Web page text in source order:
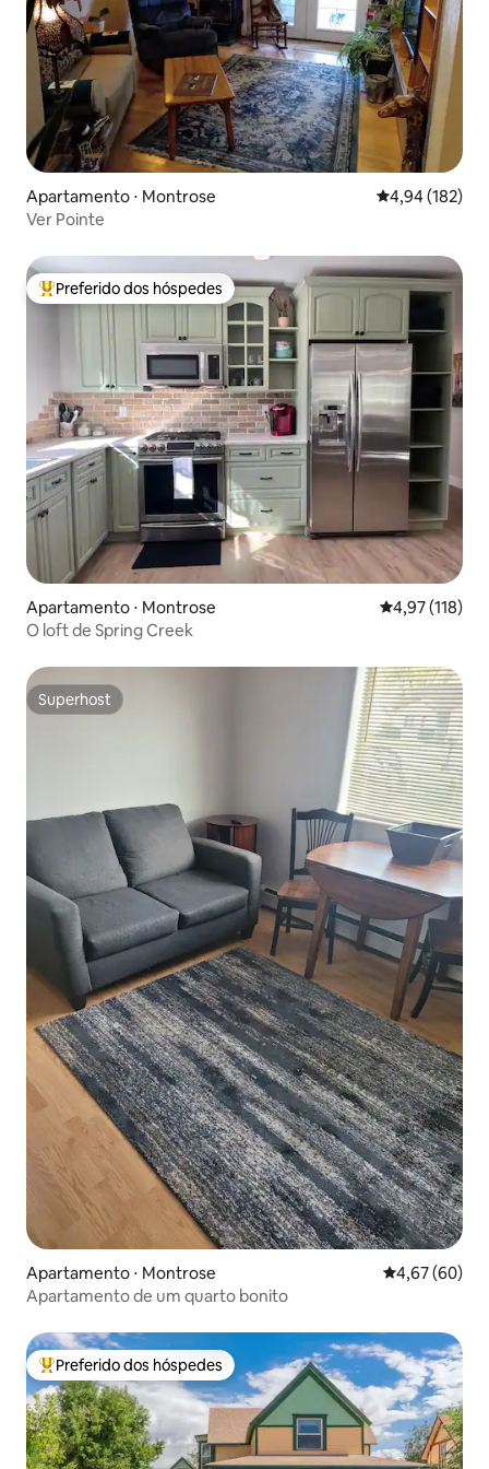
Apartamento ⋅ Montrose 4,94 de uma
4,94 (182)
Ver Pointe
Entre os melhores preferidos dos hóspedes
Preferido dos hóspedes
Apartamento ⋅ Montrose 4,97 de uma
4,97 (118)
O loft de Spring Creek
Superhost
Superhost
Apartamento ⋅ Montrose 4,67 de uma
4,67 (60)
Apartamento de um quarto bonito
Entre os melhores preferidos dos hóspedes
Preferido dos hóspedes